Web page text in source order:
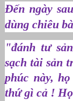
Đến ngày
dùng chiêu
"đánh tư
sạch tài sản
phúc này,
thứ gì cả !